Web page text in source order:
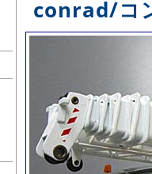
conrad/コ